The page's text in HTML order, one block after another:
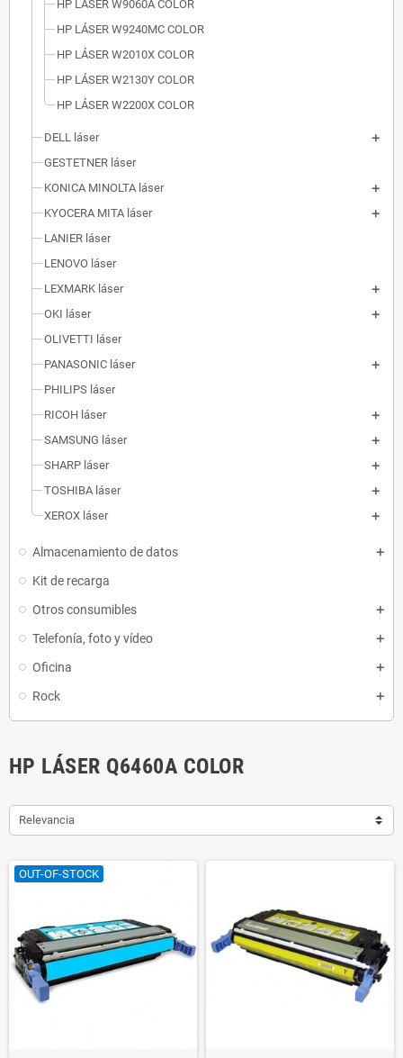
HP LÁSER W9060A COLOR
HP LÁSER W9240MC COLOR
HP LÁSER W2010X COLOR
HP LÁSER W2130Y COLOR
HP LÁSER W2200X COLOR
DELL láser
GESTETNER láser
KONICA MINOLTA láser
KYOCERA MITA láser
LANIER láser
LENOVO láser
LEXMARK láser
OKI láser
OLIVETTI láser
PANASONIC láser
PHILIPS láser
RICOH láser
SAMSUNG láser
SHARP láser
TOSHIBA láser
XEROX láser
Almacenamiento de datos
Kit de recarga
Otros consumibles
Telefonía, foto y vídeo
Oficina
Rock
HP LÁSER Q6460A COLOR
Relevancia
OUT-OF-STOCK